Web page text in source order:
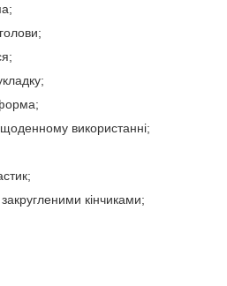
використанні;
закругленими кінчиками;